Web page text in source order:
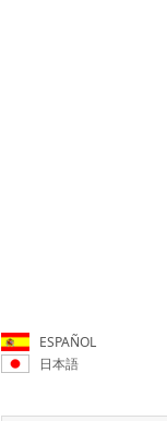
ESPAÑOL
日本語